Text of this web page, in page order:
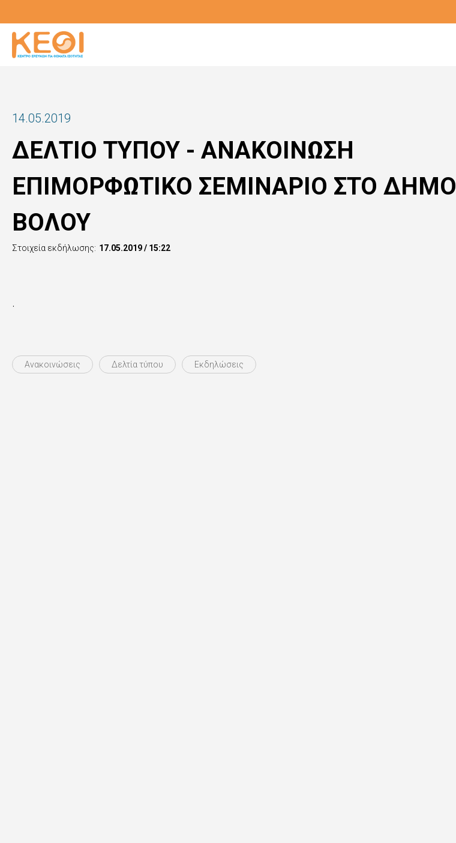
προς
το
14.05.2019
ΔΕΛΤΙΟ ΤΥΠΟΥ - ΑΝΑΚΟΙΝΩΣΗ
EΠΙΜΟΡΦΩΤΙΚΟ ΣΕΜΙΝΑΡΙΟ ΣΤΟ ΔΗΜΟ
ΒΟΛΟΥ
Στοιχεία εκδήλωσης: 17.05.2019 / 15:22
.
Ανακοινώσεις Δελτία τύπου Εκδηλώσεις